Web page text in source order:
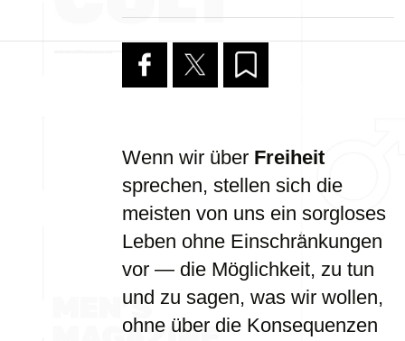
Wenn wir über Freiheit
sprechen, stellen sich die
meisten von uns ein sorgloses
Leben ohne Einschränkungen
vor — die Möglichkeit, zu tun
und zu sagen, was wir wollen,
ohne über die Konsequenzen